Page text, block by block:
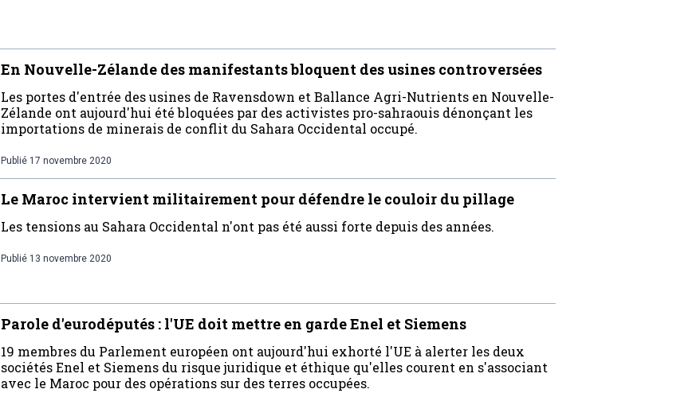
En Nouvelle-Zélande des manifestants bloquent des usines controversées
Les portes d'entrée des usines de Ravensdown et Ballance Agri-Nutrients en Nouvelle-
Zélande ont aujourd'hui été bloquées par des activistes pro-sahraouis dénonçant les
importations de minerais de conflit du Sahara Occidental occupé.
Publié 17 novembre 2020
Le Maroc intervient militairement pour défendre le couloir du pillage
Les tensions au Sahara Occidental n'ont pas été aussi forte depuis des années.
Publié 13 novembre 2020
Parole d'eurodéputés : l'UE doit mettre en garde Enel et Siemens
19 membres du Parlement européen ont aujourd'hui exhorté l'UE à alerter les deux
sociétés Enel et Siemens du risque juridique et éthique qu'elles courent en s'associant
avec le Maroc pour des opérations sur des terres occupées.